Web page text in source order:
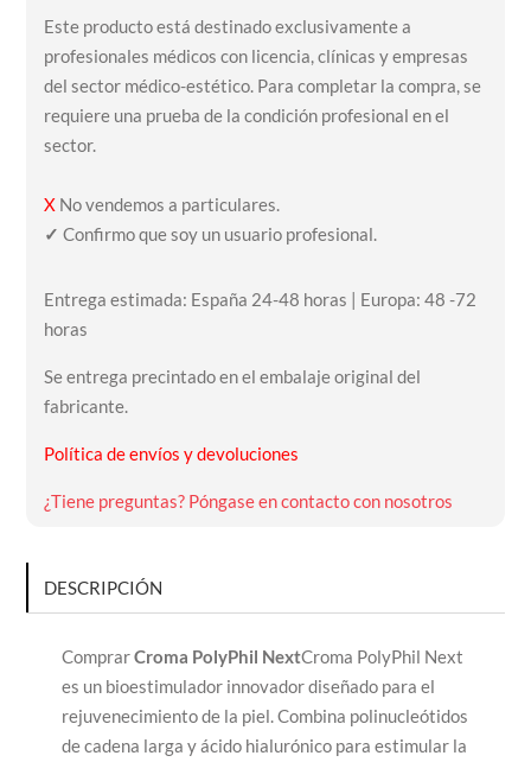
Este producto está destinado exclusivamente a
profesionales médicos con licencia, clínicas y empresas
del sector médico-estético. Para completar la compra, se
requiere una prueba de la condición profesional en el
sector.
X No vendemos a particulares.
✓ Confirmo que soy un usuario profesional.
Entrega estimada: España 24-48 horas | Europa: 48 -72
horas
Se entrega precintado en el embalaje original del
fabricante.
Política de envíos y devoluciones
¿Tiene preguntas? Póngase en contacto con nosotros
DESCRIPCIÓN
ComprarCroma PolyPhil NextCroma PolyPhil Next
es un bioestimulador innovador diseñado para el
rejuvenecimiento de la piel. Combina polinucleótidos
de cadena larga y ácido hialurónico para estimular la